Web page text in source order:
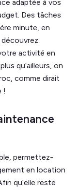
adaptée à vos
Des tâches
minute, en
activité en
qu’ailleurs, on
comme dirait
!
permettez-
en location
qu’elle reste